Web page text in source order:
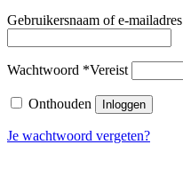
Gebruikersnaam of e-mailadres
Wachtwoord *Vereist
Onthouden Inloggen
Je wachtwoord vergeten?